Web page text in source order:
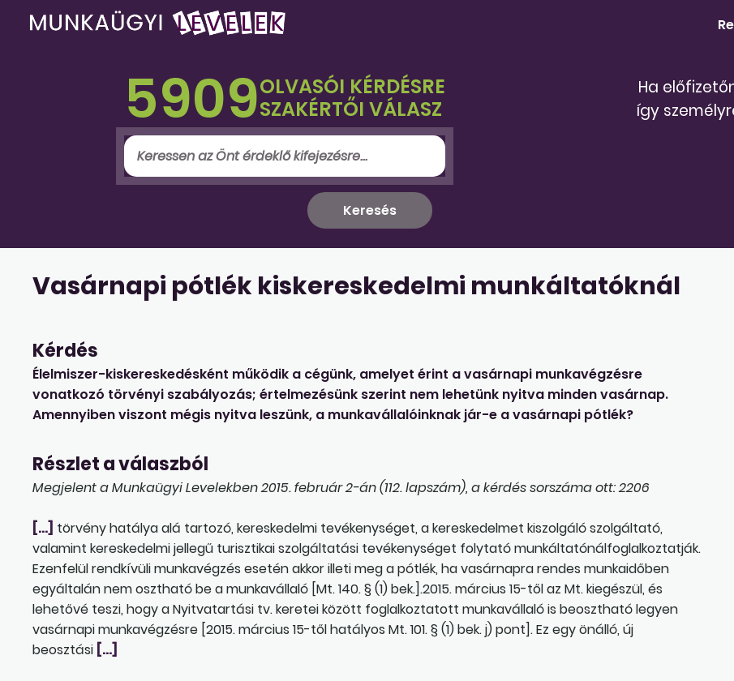
5909OLVASÓI KÉRDÉSRE
SZAKÉRTŐI VÁLASZ
Ha
így
Vasárnapi pótlék kiskereskedelmi munkáltatóknál
Kérdés
Élelmiszer-kiskereskedésként működik a cégünk, amelyet érint a vasárnapi munkavégzésre
vonatkozó törvényi szabályozás; értelmezésünk szerint nem lehetünk nyitva minden vasárnap.
Amennyiben viszont mégis nyitva leszünk, a munkavállalóinknak jár-e a vasárnapi pótlék?
Részlet a válaszból
Megjelent a Munkaügyi Levelekben 2015. február 2-án (112. lapszám), a kérdés sorszáma ott: 2206
[…] törvény hatálya alá tartozó, kereskedelmi tevékenységet, a kereskedelmet kiszolgáló szolgáltató,
valamint kereskedelmi jellegű turisztikai szolgáltatási tevékenységet folytató munkáltatónálfoglalkoztatják.
Ezenfelül rendkívüli munkavégzés esetén akkor illeti meg a pótlék, ha vasárnapra rendes munkaidőben
egyáltalán nem osztható be a munkavállaló [Mt. 140. § (1) bek.].2015. március 15-től az Mt. kiegészül, és
lehetővé teszi, hogy a Nyitvatartási tv. keretei között foglalkoztatott munkavállaló is beosztható legyen
vasárnapi munkavégzésre [2015. március 15-től hatályos Mt. 101. § (1) bek. j) pont]. Ez egy önálló, új
beosztási […]